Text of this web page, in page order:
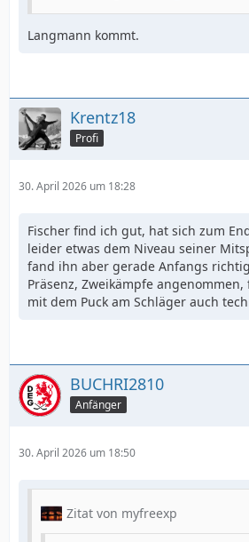
Langmann kommt.
Krentz18
Profi
30. April 2026 um 18:28
Fischer find ich gut, hat sich zum
leider etwas dem Niveau seiner
fand ihn aber gerade Anfangs
Präsenz, Zweikämpfe
mit dem Puck am Schläger auch
BUCHRI2810
Anfänger
30. April 2026 um 18:50
Zitat von myfreexp